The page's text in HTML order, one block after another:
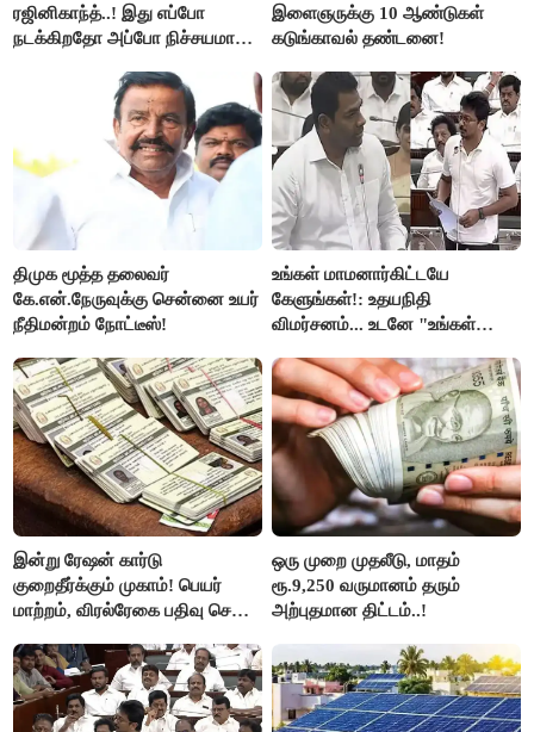
ரஜினிகாந்த்..! இது எப்போ
நடக்கிறதோ அப்போ நிச்சயமாக
ரஜினிகாந்த்..!
இளைஞருக்கு 10 ஆண்டுகள்
கடுங்காவல் தண்டனை!
திமுக மூத்த தலைவர்
கே.என்.நேருவுக்கு சென்னை உயர்
நீதிமன்றம் நோட்டீஸ்!
உங்கள் மாமனார்கிட்டயே
கேளுங்கள்!: உதயநிதி
விமர்சனம்... உடனே "உங்கள்
ஆதவ் அர்ஜுனா பதிலடி!
இன்று ரேஷன் கார்டு
குறைதீர்க்கும் முகாம்! பெயர்
மாற்றம், விரல்ரேகை பதிவு செய்ய
ஒரு முறை முதலீடு, மாதம்
ரூ.9,250 வருமானம் தரும்
அற்புதமான திட்டம்..!